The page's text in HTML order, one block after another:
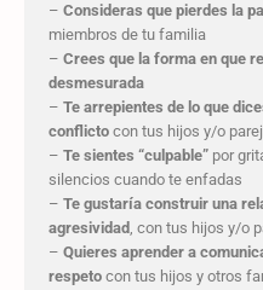
– Consideras que pierdes la
miembros de tu familia
– Crees que la forma en que
desmesurada
– Te arrepientes de lo que
conflicto con tus hijos y/o
– Te sientes “culpable” por
silencios cuando te enfadas
– Te gustaría construir una
agresividad , con tus hijos y/o
– Quieres aprender a
respeto con tus hijos y otros